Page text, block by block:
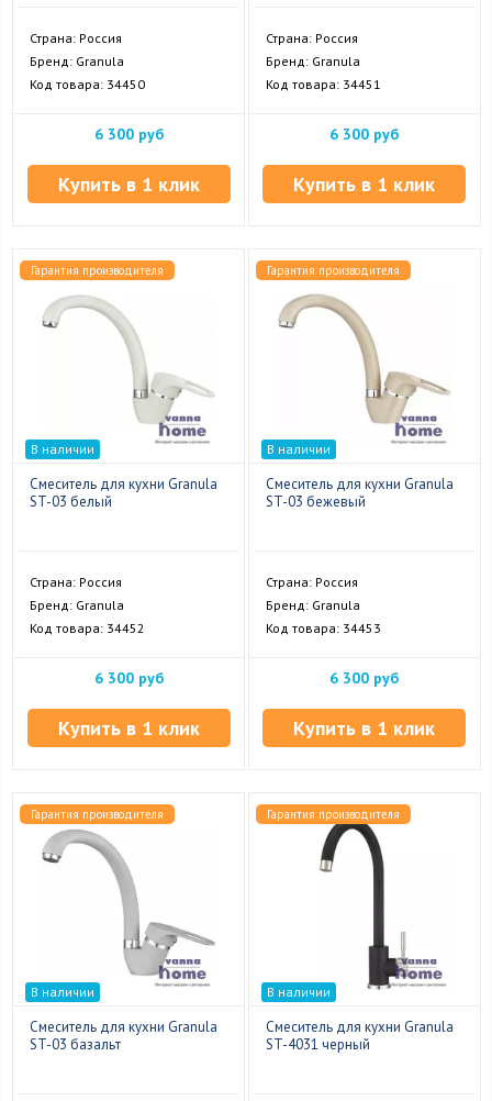
Страна: Россия
Бренд: Granula
Код товара: 34450
6 300 руб
Купить в 1 клик
Страна: Россия
Бренд: Granula
Код товара: 34451
6 300 руб
Купить в 1 клик
Гарантия производителя
В наличии
Смеситель для кухни Granula
ST-03 белый
Страна: Россия
Бренд: Granula
Код товара: 34452
6 300 руб
Купить в 1 клик
Гарантия производителя
В наличии
Смеситель для кухни Granula
ST-03 бежевый
Страна: Россия
Бренд: Granula
Код товара: 34453
6 300 руб
Купить в 1 клик
Гарантия производителя
В наличии
Смеситель для кухни Granula
ST-03 базальт
Гарантия производителя
В наличии
Смеситель для кухни Granula
ST-4031 черный